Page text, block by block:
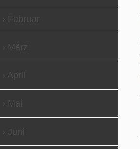
Februar
März
April
Mai
Juni